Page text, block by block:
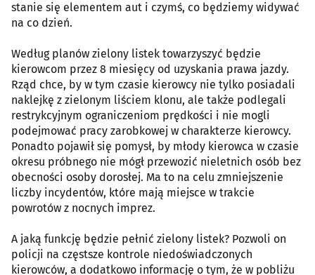
stanie się elementem aut i czymś, co będziemy widywać
na co dzień.
Według planów zielony listek towarzyszyć będzie
kierowcom przez 8 miesięcy od uzyskania prawa jazdy.
Rząd chce, by w tym czasie kierowcy nie tylko posiadali
naklejkę z zielonym liściem klonu, ale także podlegali
restrykcyjnym ograniczeniom prędkości i nie mogli
podejmować pracy zarobkowej w charakterze kierowcy.
Ponadto pojawił się pomysł, by młody kierowca w czasie
okresu próbnego nie mógł przewozić nieletnich osób bez
obecności osoby dorosłej. Ma to na celu zmniejszenie
liczby incydentów, które mają miejsce w trakcie
powrotów z nocnych imprez.
A jaką funkcję będzie pełnić zielony listek? Pozwoli on
policji na częstsze kontrole niedoświadczonych
kierowców, a dodatkowo informację o tym, że w pobliżu